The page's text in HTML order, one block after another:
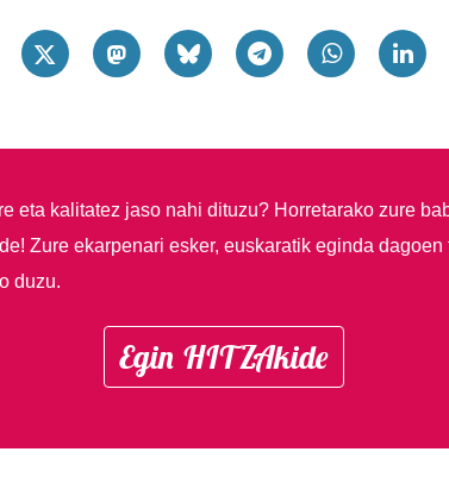
eta kalitatez jaso nahi dituzu? Horretarako zure
Zure ekarpenari esker, euskaratik eginda
duzu.
Egin HITZAkide